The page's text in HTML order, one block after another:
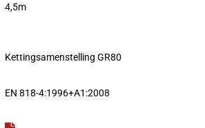
4,5m
Kettingsamenstelling GR80
EN 818-4:1996+A1:2008